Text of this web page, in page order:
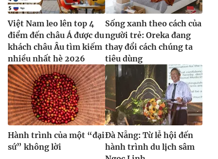
Việt Nam leo lên top 4
điểm đến châu Á được du
khách châu Âu tìm kiếm
nhiều nhất hè 2026
Sống xanh theo cách của
người trẻ: Oreka đang
thay đổi cách chúng ta
tiêu dùng
Hành trình của một “đại
sứ” không lời
Đà Nẵng: Từ lễ hội đến
hành trình du lịch sâm